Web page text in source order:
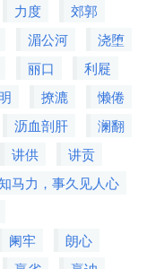
力度
郊郭
湄公河
浇堕
丽口
利屣
撩漉
懒倦
沥血剖肝
澜翻
讲供
讲贡
马力，事久见人心
阑牢
朗心